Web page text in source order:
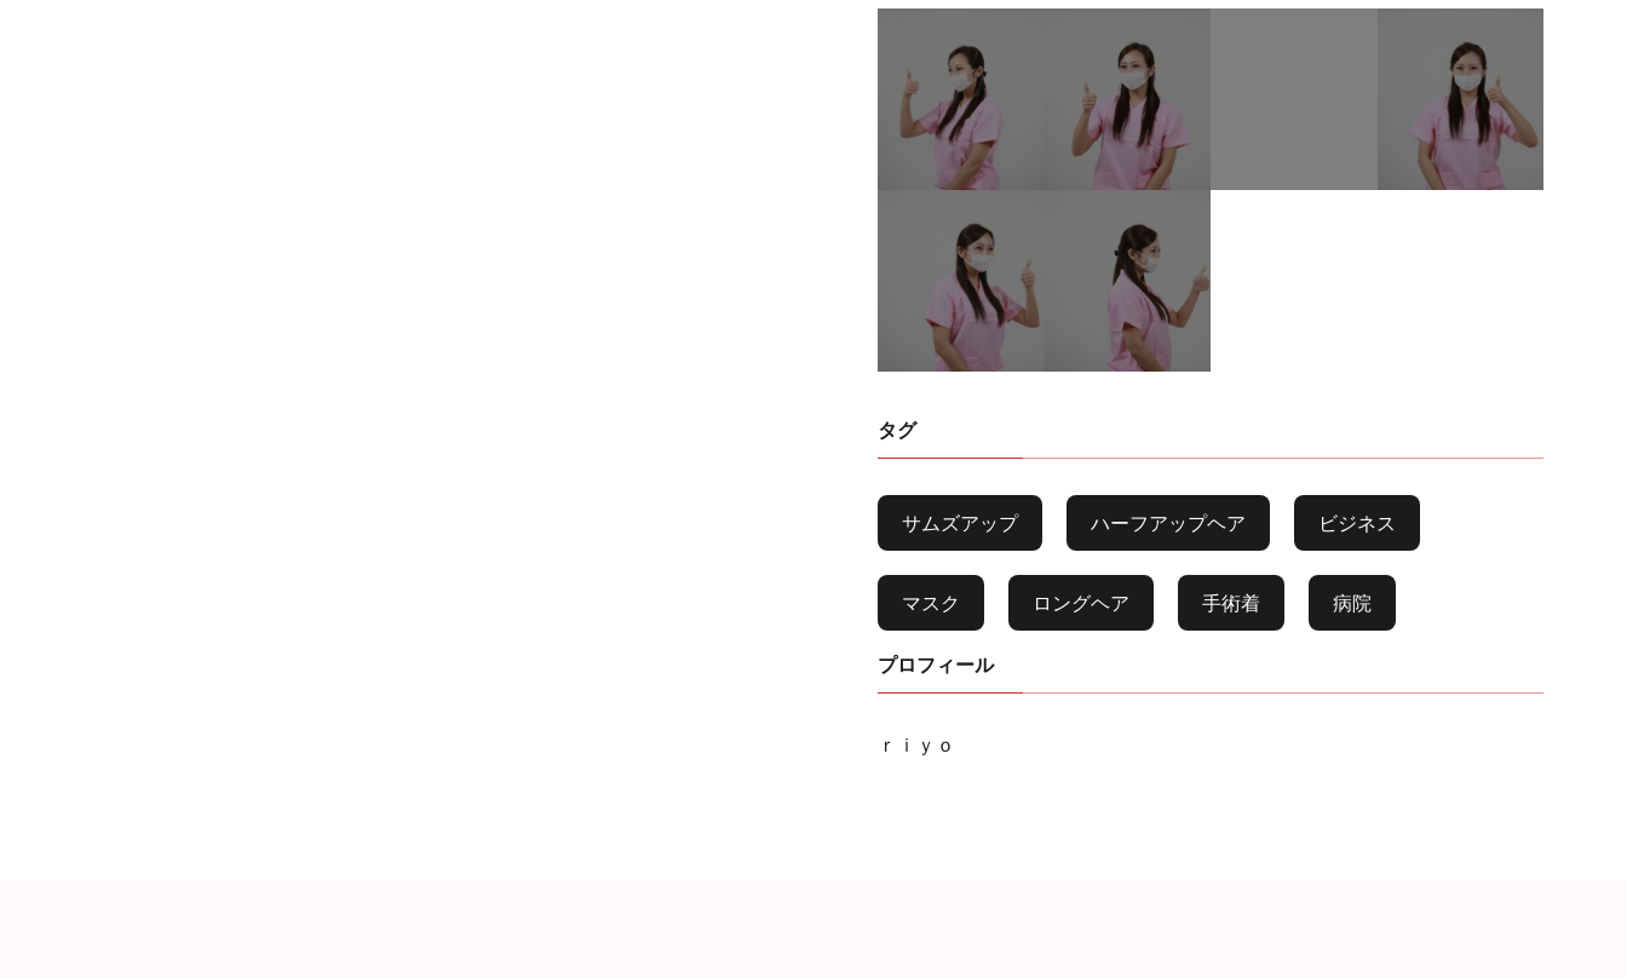
タグ
サムズアップ ハーフアップヘア ビジネス
マスク ロングヘア 手術着 病院
プロフィール
ｒｉｙｏ